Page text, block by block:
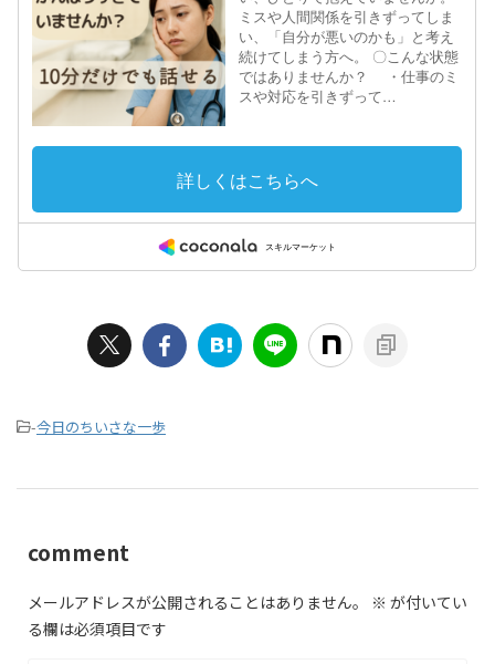
-今日のちいさな一歩
comment
メールアドレスが公開されることはありません。 ※ が付いてい
る欄は必須項目です